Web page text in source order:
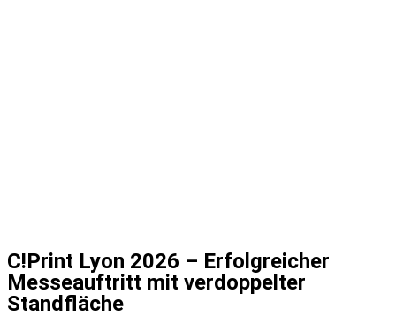
C!Print Lyon 2026 – Erfolgreicher
Messeauftritt mit verdoppelter
Standfläche